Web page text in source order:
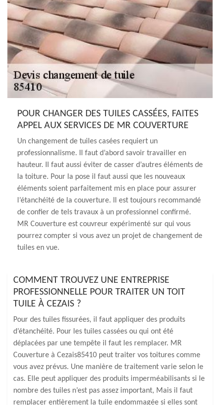
POUR CHANGER DES TUILES CASSÉES, FAITES
APPEL AUX SERVICES DE MR COUVERTURE
Un changement de tuiles casées requiert un
professionnalisme. Il faut d’abord savoir travailler en
hauteur. Il faut aussi éviter de casser d’autres éléments de
la toiture. Pour la pose il faut aussi que les nouveaux
éléments soient parfaitement mis en place pour assurer
l’étanchéité de la couverture. Il est toujours recommandé
de confier de tels travaux à un professionnel confirmé.
MR Couverture est couvreur expérimenté sur qui vous
pourrez compter si vous avez un projet de changement de
tuiles en vue.
COMMENT TROUVEZ UNE ENTREPRISE
PROFESSIONNELLE POUR TRAITER UN TOIT
TUILE À CEZAIS ?
Pour des tuiles fissurées, il faut appliquer des produits
d’étanchéité. Pour les tuiles cassées ou qui ont été
déplacées par une tempête il faut les remplacer. MR
Couverture à Cezais85410 peut traiter vos toitures comme
vous avez prévus. Une manière de traitement varie selon le
cas. Elle peut appliquer des produits imperméabilisants si le
nombre des tuiles n’est pas assez important, Mais il faut
remplacer entièrement la tuile endommagée si elles sont